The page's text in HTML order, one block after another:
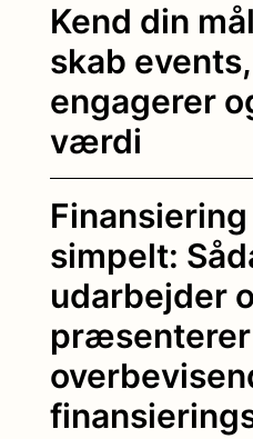
Kend din
skab
engagerer
værdi
simpelt:
udarbejder